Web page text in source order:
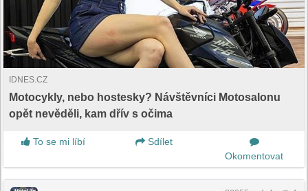
IDNES.CZ
Motocykly, nebo hostesky? Návštěvníci Motosalonu
opět nevěděli, kam dřív s očima
To se mi líbí
Sdílet
Okomentovat